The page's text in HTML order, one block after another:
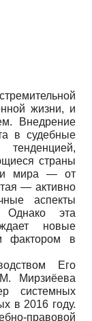
жизни, и
Внедрение
в судебные
страны
мира — от
— активно
аспекты
эта
новые
фактором в
Его
Мирзиёева
системных
в 2016 году.
правовой